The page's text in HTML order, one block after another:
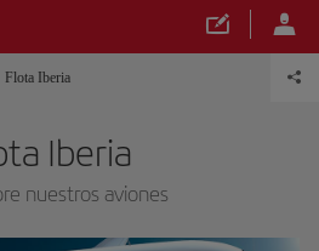
Flota Iberia
Iberia
nuestros aviones